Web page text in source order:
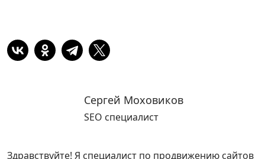
Сергей Моховиков
SEO специалист
Здравствуйте! Я специалист по продвижению сайтов